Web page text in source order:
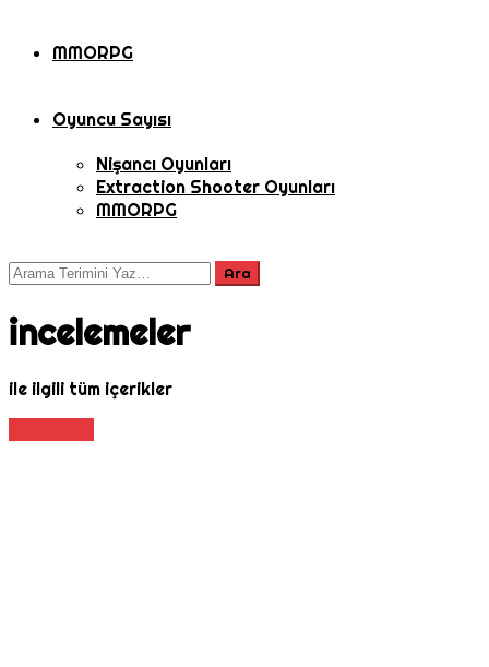
MMORPG
Oyuncu Sayısı
Nişancı Oyunları
Extraction Shooter Oyunları
MMORPG
incelemeler
ile ilgili tüm içerikler